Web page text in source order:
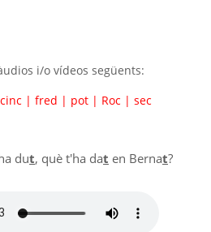
i/o vídeos següents:
cinc | fred | pot | Roc | sec
dut, què t'ha dat en Bernat?